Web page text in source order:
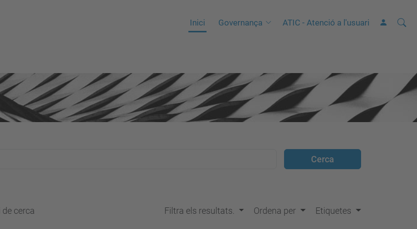
Inici Governança ATIC - Atenció a l'usuari Cerca
C
a
cerca Filtra els resultats. Ordena per Etiquetes